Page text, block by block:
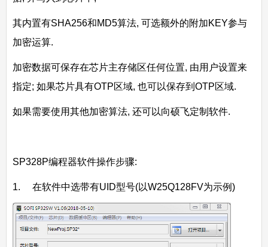
其内置有SHA256和MD5算法, 可选额外的附加KEY参与
加密运算.
加密数据可保存在芯片主存储区任何位置, 由用户设置来
指定; 如果芯片具有OTP区域, 也可以保存到OTP区域.
如果需要使用其他加密算法, 还可以向硕飞定制软件.
SP328P编程器软件操作步骤:
1. 在软件中选带有UID型号(以W25Q128FV为示例)